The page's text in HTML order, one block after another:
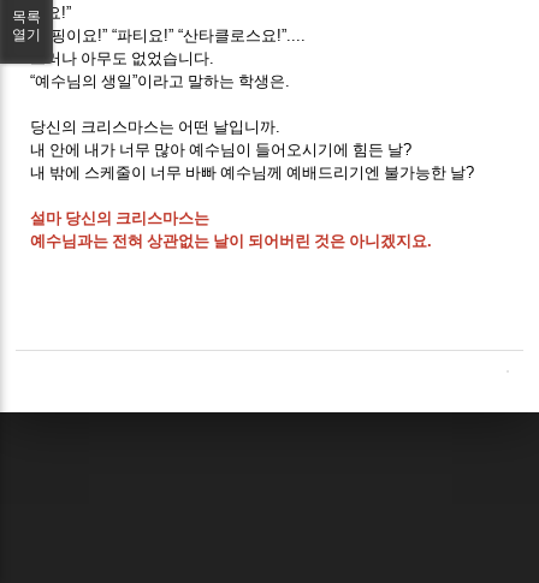
이요 !”
“ 쇼핑이요 !” “파티요 !” “산타클로스요 !”....
그러나 아무도 없었습니다
“예수님의 생일”이라고 말하는 학생은
당신의 크리스마스는 어떤 날입니까
내 안에 내가 너무 많아 예수님이 들어오시기에 힘든 날?
내 밖에 스케줄이 너무 바빠 예수님께 예배드리기엔 불가능한 날?
설마 당신의 크리스마스는
예수님과는 전혀 상관없는 날이 되어버린 것은 아니겠지요.
목록
열기